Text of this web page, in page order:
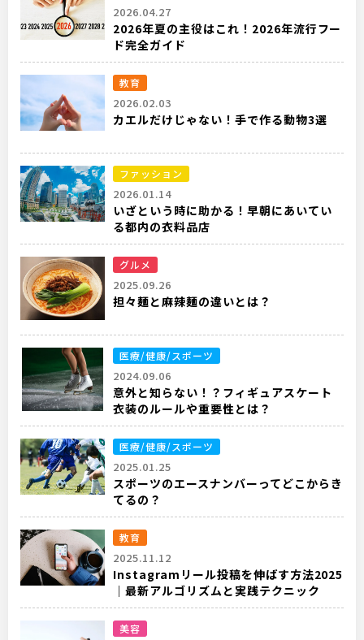
2026.04.27
2026年夏の主役はこれ！2026年流行フー
ド完全ガイド
教育
2026.02.03
カエルだけじゃない！手で作る動物3選
ファッション
2026.01.14
いざという時に助かる！早朝にあいてい
る都内の衣料品店
グルメ
2025.09.26
担々麺と麻辣麺の違いとは？
医療/健康/スポーツ
2024.09.06
意外と知らない！？フィギュアスケート
衣装のルールや重要性とは？
医療/健康/スポーツ
2025.01.25
スポーツのエースナンバーってどこからき
てるの？
教育
2025.11.12
Instagramリール投稿を伸ばす方法2025
｜最新アルゴリズムと実践テクニック
美容